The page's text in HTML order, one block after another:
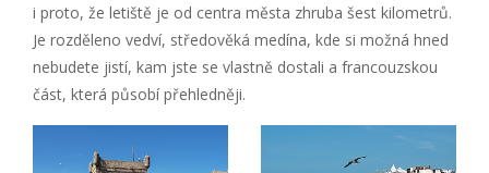
i proto, že letiště je od centra města zhruba šest kilometrů.
Je rozděleno vedví, středověká medína, kde si možná hned
nebudete jistí, kam jste se vlastně dostali a francouzskou
část, která působí přehledněji.